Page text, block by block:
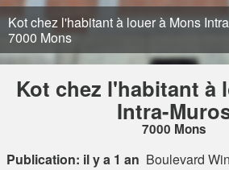
Kot chez l'habitant à louer à Mons
7000 Mons
Kot chez l'habitant à
Intra-
7000 Mons
Publication: il y a 1 an Boulevard